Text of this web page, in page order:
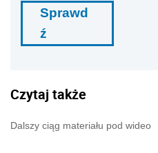
Sprawd
ź
Czytaj także
Dalszy ciąg materiału pod wideo